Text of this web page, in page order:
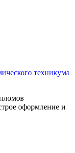
техникума
оформление и